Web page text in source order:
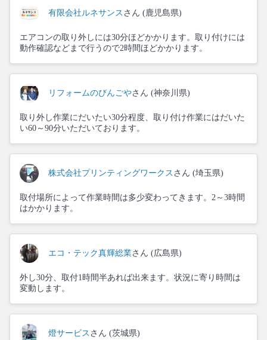
有限会社ルネサンス さん (鹿児島県)
エアコンの取り外しには30分ほどかかります。取り付けには
動作確認などまで行うので2時間ほどかかります。
リフォームのびんごやさん (神奈川県)
取り外し作業にだいたい30分程度、取り付け作業にはだいた
い60～90分いただいております。
株式会社プリンティングワークス さん (埼玉県)
取付場所によって作業時間は多少変わってきます。2～3時間
はかかります。
エコ・テック真輝総業さん (広島県)
外し30分、取付1時間半あれば出来ます。状況に寄り時間は
変動します。
燈サービス さん (茨城県)